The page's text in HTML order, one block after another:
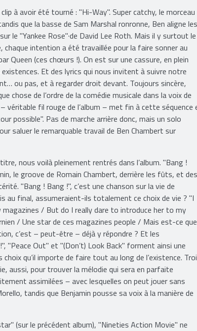
à avoir été tourné : "Hi-Way". Super catchy, le morceau
que la basse de Sam Marshal ronronne, Ben aligne les
"Yankee Rose"·de David Lee Roth. Mais il y surtout le
chaque intention a été travaillée pour la faire sonner au
(ces chœurs !). On est sur une cassure, en plein
Et des lyrics qui nous invitent à suivre notre
ou pas, et à regarder droit devant. Toujours sincère,
chose de l’ordre de la comédie musicale dans la voix de
véritable fil rouge de l’album – met fin à cette séquence et
possible". Pas de marche arrière donc, mais un solo
saluer le remarquable travail de Ben Chambert sur
nous voilà pleinement rentrés dans l’album. "Bang !
le groove de Romain Chambert, derrière les fûts, et des
"Bang ! Bang !", c’est une chanson sur la vie de
final, assumeraient-ils totalement ce choix de vie ? "I
magazines / But do I really dare to introduce her to my
/ Une star de ces magazines people / Mais est-ce que
c’est – peut-être – déjà y répondre ? Et les
"Peace Out" et "(Don’t) Look Back" forment ainsi une
qu’il importe de faire tout au long de l’existence. Trois
aussi, pour trouver la mélodie qui sera en parfaite
assimilées – avec lesquelles on peut jouer sans
tandis que Benjamin pousse sa voix à la manière de